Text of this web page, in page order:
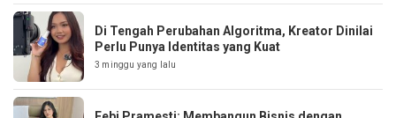
Di Tengah Perubahan Algoritma, Kreator Dinilai
Perlu Punya Identitas yang Kuat
3 minggu yang lalu